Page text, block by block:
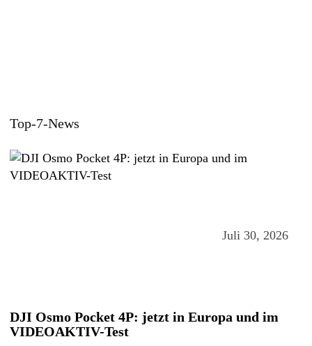
Top-7-News
Juli 30, 2026
DJI Osmo Pocket 4P: jetzt in Europa und im
VIDEOAKTIV-Test